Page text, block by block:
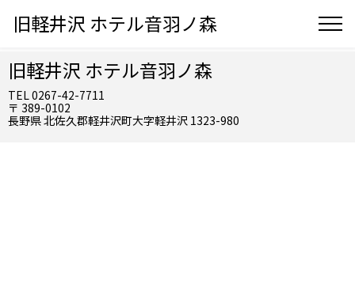
旧軽井沢 ホテル音羽ノ森
旧軽井沢 ホテル音羽ノ森
TEL 0267-42-7711
〒 389-0102
長野県 北佐久郡軽井沢町大字軽井沢 1323-980